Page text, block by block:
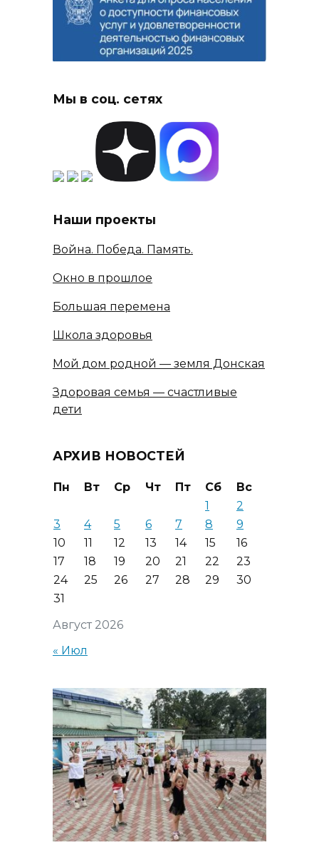
Мы в соц. сетях
Наши проекты
Война. Победа. Память.
Окно в прошлое
Большая перемена
Школа здоровья
Мой дом родной — земля Донская
Здоровая семья — счастливые
дети
АРХИВ НОВОСТЕЙ
Август 2026
Пн Вт Ср Чт Пт Сб
Вс
1
2
3
4 5 6 7 8
9
10
11 12 13 14 15
16
17
18 19 20 21 22
23
24
25 26 27 28 29
30
31
« Июл